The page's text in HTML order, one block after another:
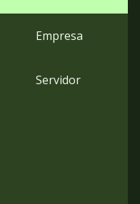
Empresa
Servidor